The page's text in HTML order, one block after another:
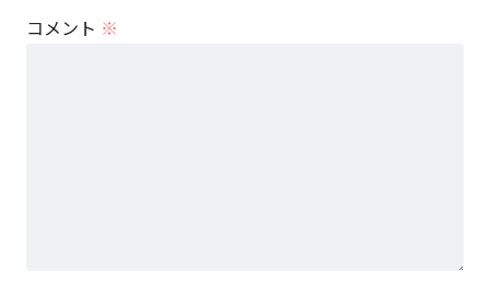
コメント ※